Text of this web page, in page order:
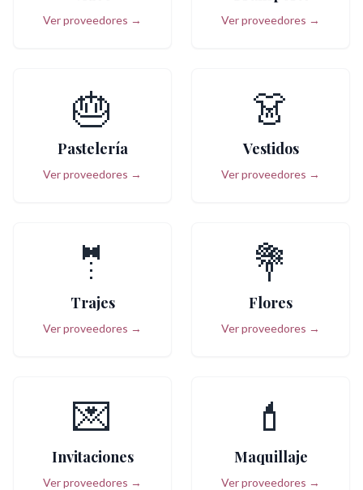
Ver proveedores → Ver proveedores →
🎂
Pastelería
Ver proveedores →
👗
Vestidos
Ver proveedores →
🤵
Trajes
Ver proveedores →
💐
Flores
Ver proveedores →
💌
Invitaciones
Ver proveedores →
💄
Maquillaje
Ver proveedores →